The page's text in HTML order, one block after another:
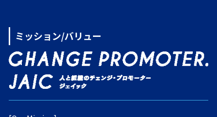
ミッション/バリュー